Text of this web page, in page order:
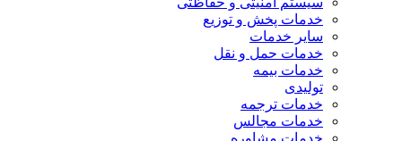
خدمات پخش و توزیع
سایر خدمات
خدمات حمل و نقل
خدمات بیمه
تولیدی
خدمات ترجمه
خدمات مجالس